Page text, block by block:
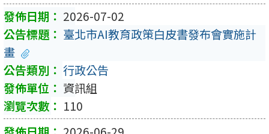
2026-07-02
臺北市AI教育政策白皮書發布會實施計
畫
行政公告
資訊組
110